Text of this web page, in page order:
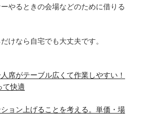
やるときの会場などのために借りる
けなら自宅でも大丈夫です。
席がテーブル広くて作業しやすい！
て快適
ョン上げることを考える。単価・場